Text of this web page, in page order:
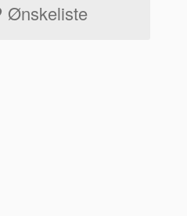
Ønskeliste